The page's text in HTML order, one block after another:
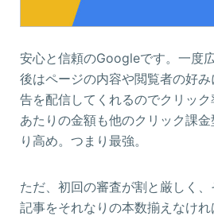
安心と信頼のGoogleです。一度
後はページの内容や閲覧者の好
告を配信してくれるのでクリック
あたりの金額も他のクリック課
り高め。つまり最強。
ただ、初回の審査が割と厳しく
記事をそれなりの本数揃えなけ